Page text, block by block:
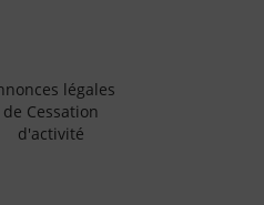
légales
de Cessation
d'activité